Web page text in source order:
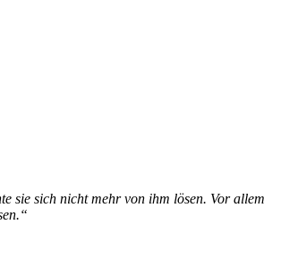
sie sich nicht mehr von ihm lösen. Vor allem